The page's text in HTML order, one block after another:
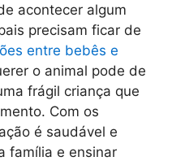
acontecer algum
precisam ficar de
entre bebês e
o animal pode de
frágil criança que
Com os
é saudável e
família e ensinar